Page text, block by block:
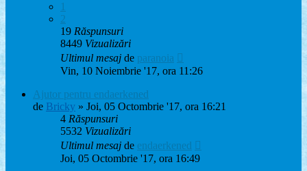
1
2
19 Răspunsuri
8449 Vizualizări
Ultimul mesaj de paranoia
Vin, 10 Noiembrie '17, ora 11:26
Ajutor pentru endaerkened
de Bricky » Joi, 05 Octombrie '17, ora 16:21
4 Răspunsuri
5532 Vizualizări
Ultimul mesaj de endaerkened
Joi, 05 Octombrie '17, ora 16:49